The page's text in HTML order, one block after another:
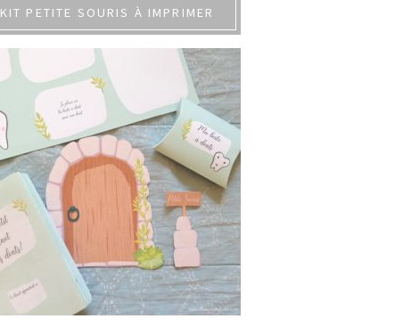
KIT PETITE SOURIS À IMPRIMER